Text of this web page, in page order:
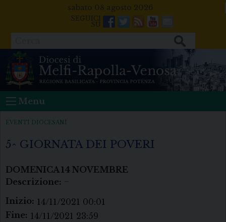
sabato 08 agosto 2026
Facebook
Twitter
FeedsYoutube
Mail
Menu
EVENTI DIOCESANI
5^ GIORNATA DEI POVERI
DOMENICA 14 NOVEMBRE
Descrizione: –
Inizio: 14/11/2021 00:01
Fine: 14/11/2021 23:59